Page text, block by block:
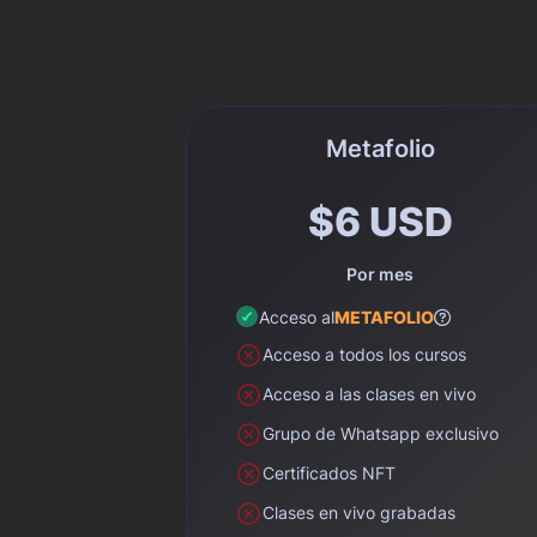
Metafolio
$6 USD
Por mes
Acceso alMETAFOLIO
Acceso a todos los cursos
Acceso a las clases en vivo
Grupo de Whatsapp exclusivo
Certificados NFT
Clases en vivo grabadas